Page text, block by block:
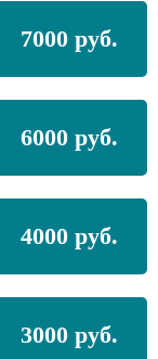
7000 руб.
6000 руб.
4000 руб.
3000 руб.